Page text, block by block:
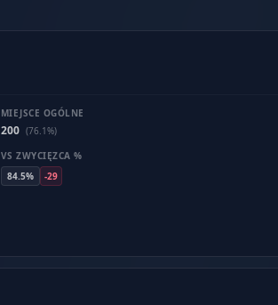
MIEJSCE OGÓLNE
200 (76.1%)
VS ZWYCIĘZCA %
84.5%
-29